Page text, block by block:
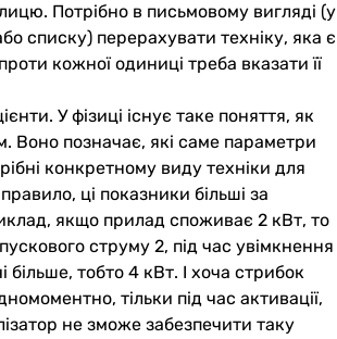
Потрібно в письмовому вигляді (у
списку) перерахувати техніку, яка є
кожної одиниці треба вказати її
У фізиці існує таке поняття, як
Воно позначає, які саме параметри
конкретному виду техніки для
ці показники більші за
якщо прилад споживає 2 кВт, то
струму 2, під час увімкнення
більше, тобто 4 кВт. І хоча стрибок
тільки під час активації,
не зможе забезпечити таку